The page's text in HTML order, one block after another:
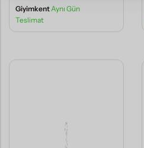
Giyimkent Aynı Gün
Teslimat